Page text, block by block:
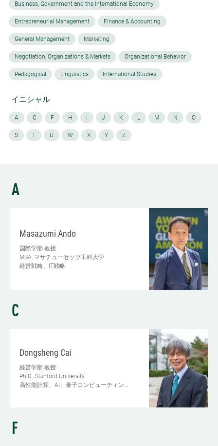
Business, Government and the International Economy
Entrepreneurial Management Finance & Accounting
General Management Marketing
Negotiation, Organizations & Markets Organizational Behavior
Pedagogical Linguistics International Studies
イニシャル
A C F H J K L M N O
S T U W X Y Z
A
Masazumi Ando
国際学部 教授
MBA, マサチューセッツ工科大学
経営戦略、IT戦略
C
Dongsheng Cai
経営学部 教授
Ph.D., Stanford University
高性能計算、AI、量子コンピューティン...
F